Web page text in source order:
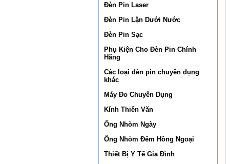
Đèn Pin Laser
Đèn Pin Lặn Dưới Nước
Đèn Pin Sạc
Phụ Kiện Cho Đèn Pin Chính
Hãng
Các loại đèn pin chuyên dụng
khác
Máy Đo Chuyên Dụng
Kính Thiên Văn
Ống Nhòm Ngày
Ống Nhòm Đêm Hồng Ngoại
Thiết Bị Y Tế Gia Đình